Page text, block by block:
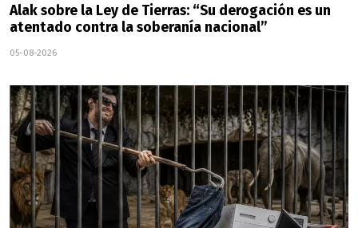
Alak sobre la Ley de Tierras: “Su derogación es un
atentado contra la soberanía nacional”
05-08-2026